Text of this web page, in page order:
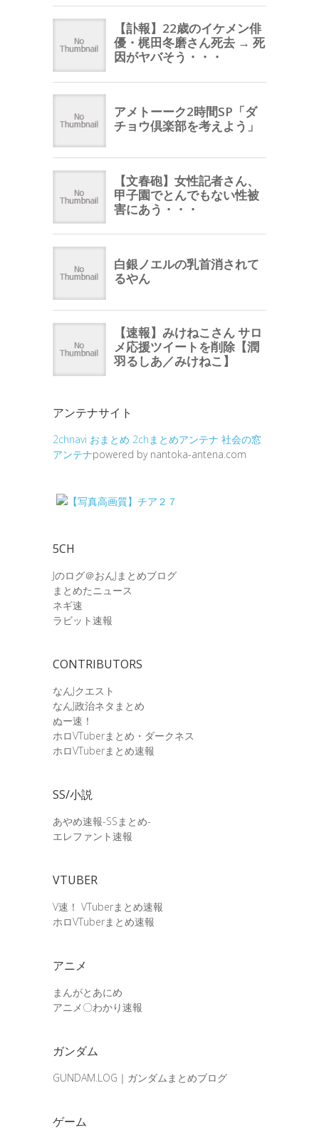
アンテナサイト
2chnavi おまとめ 2chまとめアンテナ 社会の窓
アンテナpowered by nantoka-antena.com
5CH
Jのログ＠おんJまとめブログ
まとめたニュース
ネギ速
ラビット速報
CONTRIBUTORS
なんJクエスト
なんJ政治ネタまとめ
ぬー速！
ホロVTuberまとめ・ダークネス
ホロVTuberまとめ速報
SS/小説
あやめ速報-SSまとめ-
エレファント速報
VTUBER
V速！ VTuberまとめ速報
ホロVTuberまとめ速報
アニメ
まんがとあにめ
アニメ〇わかり速報
ガンダム
GUNDAM.LOG｜ガンダムまとめブログ
ゲーム